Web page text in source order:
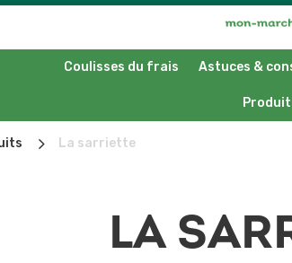
Coulisses du frais Astuces &
5 La sarriette
LA